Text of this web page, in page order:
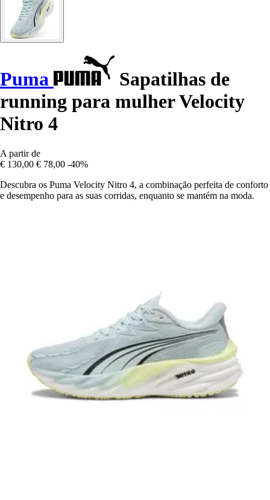
Puma
Sapatilhas de
running para mulher Velocity
Nitro 4
A partir de
€ 130,00 € 78,00 -40%
Descubra os Puma Velocity Nitro 4, a combinação perfeita de conforto
e desempenho para as suas corridas, enquanto se mantém na moda.